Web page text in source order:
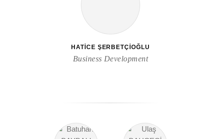
HATICE ŞERBETÇİOĞLU
Business Development